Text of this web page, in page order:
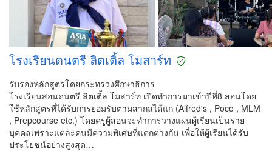
โรงเรียนดนตรี ลิตเติ้ล โมสาร์ท
รับรองหลักสูตรโดยกระทรวงศึกษาธิการ
โรงเรียนสอนดนตรี ลิตเติ้ล โมสาร์ท เปิดทำการมาเข้าปีที่8 สอนโดย
ใช้หลักสูตรที่ได้รับการยอมรับตามสากลได้แก่ (Alfred's , Poco , MLM
, Prepcourse etc.) โดยครูผู้สอนจะทำการวางแผนผู้เรียนเป็นราย
บุคคลเพราะแต่ละคนมีความพิเศษที่แตกต่างกัน เพื่อให้ผู้เรียนได้รับ
ประโยชน์อย่างสูงสุด…